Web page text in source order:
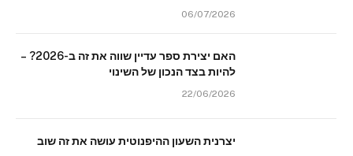
06/07/2026
האם יצירת ספר עדיין שווה את זה ב-2026? –
להיות בצד הנכון של השינוי
22/06/2026
יצרנית השעון ההיפנוטית עושה את זה שוב